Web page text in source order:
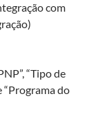
com
“Tipo de
“Programa do